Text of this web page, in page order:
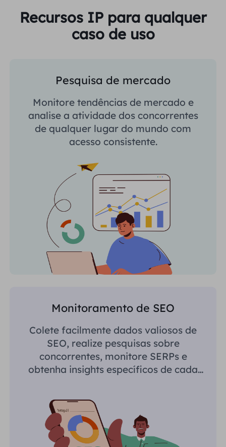
Recursos IP para qualquer
caso de uso
Pesquisa de mercado
Monitore tendências de mercado e
analise a atividade dos concorrentes
de qualquer lugar do mundo com
acesso consistente.
Monitoramento de SEO
Colete facilmente dados valiosos de
SEO, realize pesquisas sobre
concorrentes, monitore SERPs e
obtenha insights específicos de cada